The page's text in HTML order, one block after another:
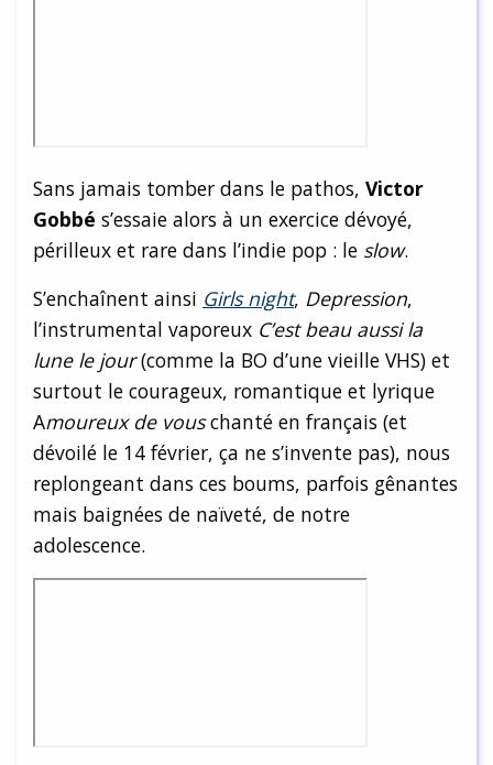
Sans jamais tomber dans le pathos, Victor
Gobbé s’essaie alors à un exercice dévoyé,
périlleux et rare dans l’indie pop : le slow.
S’enchaînent ainsi Girls night, Depression,
l’instrumental vaporeux C’est beau aussi la
lune le jour(comme la BO d’une vieille VHS) et
surtout le courageux, romantique et lyrique
Amoureux de vouschanté en français (et
dévoilé le 14 février, ça ne s’invente pas), nous
replongeant dans ces boums, parfois gênantes
mais baignées de naïveté, de notre
adolescence.